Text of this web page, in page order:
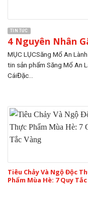
TIN TỨC
4 Nguyên Nhân
MỤC LỤCSăng Mổ An
tin sản phẩm Săng Mổ An
CáiĐặc...
Tiêu Chảy Và Ngộ Độc
Phẩm Mùa Hè: 7 Quy